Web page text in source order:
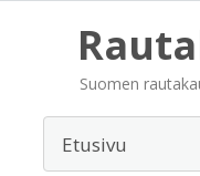
Suomen